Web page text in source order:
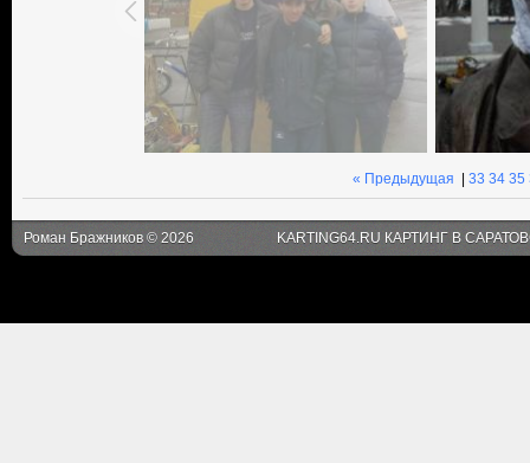
« Предыдущая 33 34 35
Роман Бражников © 2026 KARTING64.RU КАРТИНГ В